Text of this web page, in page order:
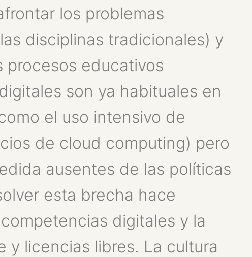
los problemas
disciplinas tradicionales) y
procesos educativos
son ya habituales en
el uso intensivo de
de cloud computing) pero
ausentes de las políticas
esta brecha hace
digitales y la
y licencias libres. La cultura